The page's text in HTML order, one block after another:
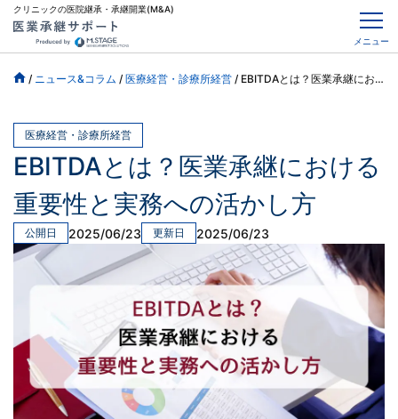
クリニックの医院継承・承継開業(M&A)
メニュー
/ ニュース&コラム / 医療経営・診療所経営 / EBITDAとは？医業承継における重要性と実務への活かし方
医療経営・診療所経営
EBITDAとは？医業承継における
重要性と実務への活かし方
公開日 2025/06/23 更新日 2025/06/23